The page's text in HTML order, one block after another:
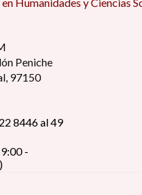
Peniche
97150
8446 al 49
-